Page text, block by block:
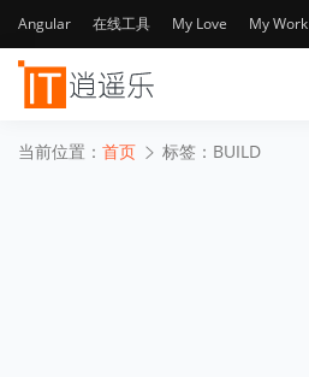
Angular 在线工具 My Love My Work
当前位置： 首页 标签：BUILD